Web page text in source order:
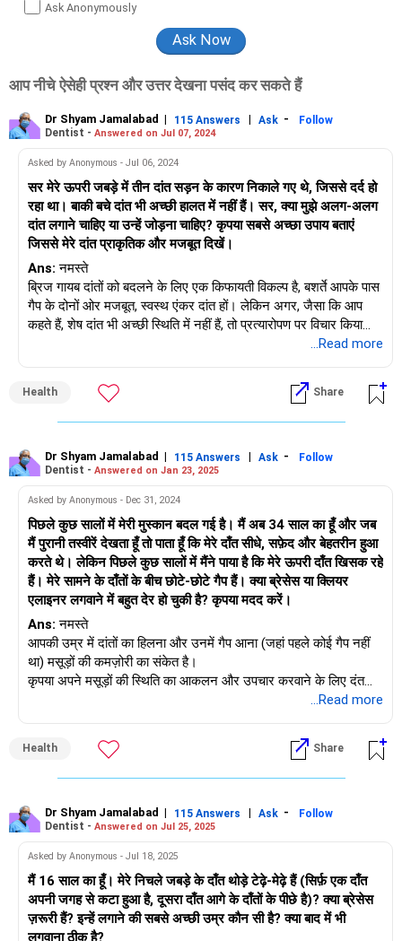
Ask Anonymously
आप नीचे ऐसेही प्रश्न और उत्तर देखना पसंद कर सकते हैं
Dr Shyam Jamalabad | 115 Answers | Ask -
Follow
Dentist - Answered on Jul 07, 2024
Asked by Anonymous - Jul 06, 2024
सर मेरे ऊपरी जबड़े में तीन दांत सड़न के कारण निकाले गए थे, जिससे दर्द हो
रहा था। बाकी बचे दांत भी अच्छी हालत में नहीं हैं। सर, क्या मुझे अलग-अलग
दांत लगाने चाहिए या उन्हें जोड़ना चाहिए? कृपया सबसे अच्छा उपाय बताएं
जिससे मेरे दांत प्राकृतिक और मजबूत दिखें।
Ans: नमस्ते
ब्रिज गायब दांतों को बदलने के लिए एक किफायती विकल्प है, बशर्ते आपके पास
गैप के दोनों ओर मजबूत, स्वस्थ एंकर दांत हों। लेकिन अगर, जैसा कि आप
कहते हैं, शेष दांत भी अच्छी स्थिति में नहीं हैं, तो प्रत्यारोपण पर विचार किया
जाना चाहिए। कृपया ध्यान दें कि प्रत्यारोपण का समर्थन करने के लिए आपके
मूल्यांकन करने और सर्वोत्तम समाधान खोजने के लिए कृपया किसी अच्छे
प्रोस्थोडॉन्टिस्ट (दांतों के प्रतिस्थापन में विशेषज्ञता रखने वाले दंत चिकित्सक)
से परामर्श लें
...Read more
Health Share
Dr Shyam Jamalabad | 115 Answers | Ask -
Follow
Dentist - Answered on Jan 23, 2025
Asked by Anonymous - Dec 31, 2024
पिछले कुछ सालों में मेरी मुस्कान बदल गई है। मैं अब 34 साल का हूँ और जब
मैं पुरानी तस्वीरें देखता हूँ तो पाता हूँ कि मेरे दाँत सीधे, सफ़ेद और बेहतरीन हुआ
करते थे। लेकिन पिछले कुछ सालों में मैंने पाया है कि मेरे ऊपरी दाँत खिसक रहे
हैं। मेरे सामने के दाँतों के बीच छोटे-छोटे गैप हैं। क्या ब्रेसेस या क्लियर
एलाइनर लगवाने में बहुत देर हो चुकी है? कृपया मदद करें।
Ans: नमस्ते
आपकी उम्र में दांतों का हिलना और उनमें गैप आना (जहां पहले कोई गैप नहीं
था) मसूड़ों की कमज़ोरी का संकेत है।
कृपया अपने मसूड़ों की स्थिति का आकलन और उपचार करवाने के लिए दंत
चिकित्सक से परामर्श लें। उचित मसूड़ों का उपचार दांतों को और अधिक हिलने
एक बार जब मसूड़े स्थिर हो जाते हैं तो आपको सुधारात्मक ऑर्थोडोंटिक उपचार
करवाने की आवश्यकता हो सकती है।
लोग अपने दांतों को सीधा करने या दांतों के बीच के गैप को बंद करने के लिए
कर सकते हैं। दंत चिकित्सा में प्रगति के कारण टूथ एलाइनर का उपयोग करने
के लिए कोई सख्त ऊपरी आयु सीमा नहीं है। 30, 40 और 50 के दशक में कई
वयस्कों ने अपने दांतों को सीधा करने के लिए एलाइनर का सफलतापूर्वक
उपयोग किया है।
हालांकि, टूथ एलाइनर का उपयोग करने से पहले, यह निर्धारित करने के लिए
ऑर्थोडॉन्टिस्ट या दंत चिकित्सक से परामर्श करना आवश्यक है कि एलाइनर
...Read more
Health Share
Dr Shyam Jamalabad | 115 Answers | Ask -
Follow
Dentist - Answered on Jul 25, 2025
Asked by Anonymous - Jul 18, 2025
मैं 16 साल का हूँ। मेरे निचले जबड़े के दाँत थोड़े टेढ़े-मेढ़े हैं (सिर्फ़ एक दाँत
अपनी जगह से कटा हुआ है, दूसरा दाँत आगे के दाँतों के पीछे है)? क्या ब्रेसेस
ज़रूरी हैं? इन्हें लगाने की सबसे अच्छी उम्र कौन सी है? क्या बाद में भी
लगवाना ठीक है?